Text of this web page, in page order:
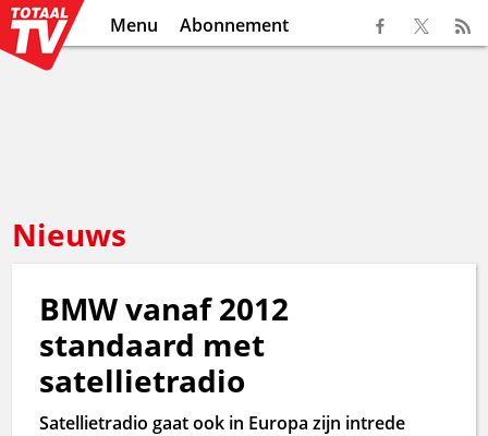
Menu Abonnement
Nieuws
BMW vanaf 2012
standaard met
satellietradio
Satellietradio gaat ook in Europa zijn intrede